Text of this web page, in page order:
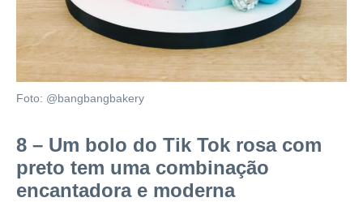
Foto: @bangbangbakery
8 – Um bolo do Tik Tok rosa com
preto tem uma combinação
encantadora e moderna